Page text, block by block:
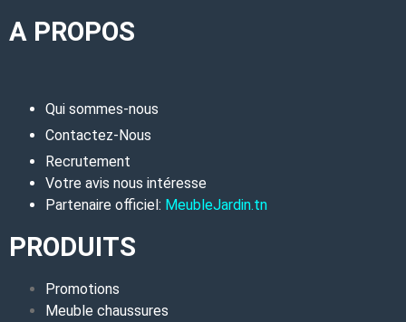
A PROPOS
Qui sommes-nous
Contactez-Nous
Recrutement
Votre avis nous intéresse
Partenaire officiel: MeubleJardin.tn
PRODUITS
Promotions
Meuble chaussures